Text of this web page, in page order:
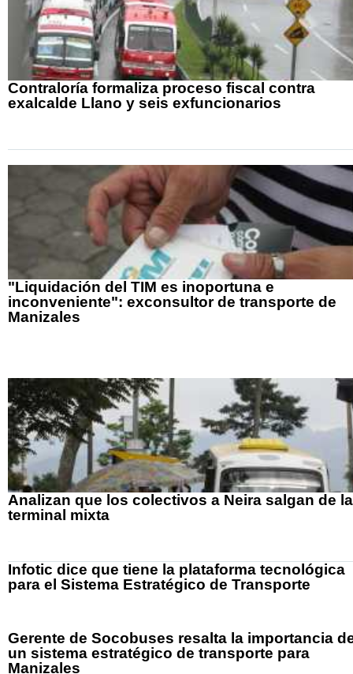
Contraloría formaliza proceso fiscal contra
exalcalde Llano y seis exfuncionarios
"Liquidación del TIM es inoportuna e
inconveniente": exconsultor de transporte de
Manizales
Analizan que los colectivos a Neira salgan de la
terminal mixta
Infotic dice que tiene la plataforma tecnológica
para el Sistema Estratégico de Transporte
Gerente de Socobuses resalta la importancia
un sistema estratégico de transporte para
Manizales